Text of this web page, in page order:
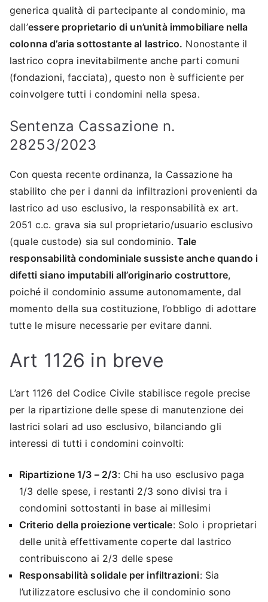
generica qualità di partecipante al condominio, ma
dall’essere proprietario di un’unità immobiliare nella
colonna d’aria sottostante al lastrico. Nonostante il
lastrico copra inevitabilmente anche parti comuni
(fondazioni, facciata), questo non è sufficiente per
coinvolgere tutti i condomini nella spesa.
Sentenza Cassazione n.
28253/2023
Con questa recente ordinanza, la Cassazione ha
stabilito che per i danni da infiltrazioni provenienti da
lastrico ad uso esclusivo, la responsabilità ex art.
2051 c.c. grava sia sul proprietario/usuario esclusivo
(quale custode) sia sul condominio. Tale
responsabilità condominiale sussiste anche quando i
difetti siano imputabili all’originario costruttore,
poiché il condominio assume autonomamente, dal
momento della sua costituzione, l’obbligo di adottare
tutte le misure necessarie per evitare danni.
Art 1126 in breve
L’art 1126 del Codice Civile stabilisce regole precise
per la ripartizione delle spese di manutenzione dei
lastrici solari ad uso esclusivo, bilanciando gli
interessi di tutti i condomini coinvolti:
Ripartizione 1/3 – 2/3: Chi ha uso esclusivo paga
1/3 delle spese, i restanti 2/3 sono divisi tra i
condomini sottostanti in base ai millesimi
Criterio della proiezione verticale: Solo i proprietari
delle unità effettivamente coperte dal lastrico
contribuiscono ai 2/3 delle spese
Responsabilità solidale per infiltrazioni: Sia
l’utilizzatore esclusivo che il condominio sono